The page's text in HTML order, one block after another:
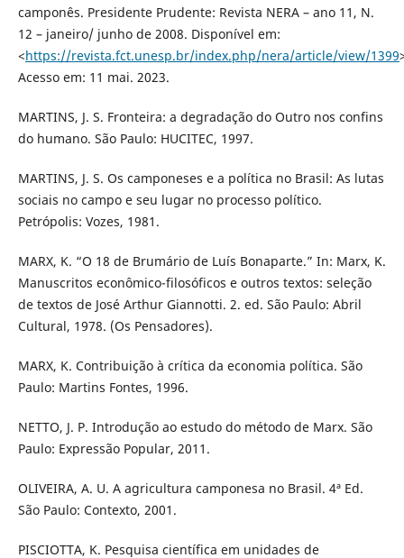
camponês. Presidente Prudente: Revista NERA – ano 11, N.
12 – janeiro/ junho de 2008. Disponível em:
<https://revista.fct.unesp.br/index.php/nera/article/view/1399
Acesso em: 11 mai. 2023.
MARTINS, J. S. Fronteira: a degradação do Outro nos confins
do humano. São Paulo: HUCITEC, 1997.
MARTINS, J. S. Os camponeses e a política no Brasil: As lutas
sociais no campo e seu lugar no processo político.
Petrópolis: Vozes, 1981.
MARX, K. “O 18 de Brumário de Luís Bonaparte.” In: Marx, K.
Manuscritos econômico-filosóficos e outros textos: seleção
de textos de José Arthur Giannotti. 2. ed. São Paulo: Abril
Cultural, 1978. (Os Pensadores).
MARX, K. Contribuição à crítica da economia política. São
Paulo: Martins Fontes, 1996.
NETTO, J. P. Introdução ao estudo do método de Marx. São
Paulo: Expressão Popular, 2011.
OLIVEIRA, A. U. A agricultura camponesa no Brasil. 4ª Ed.
São Paulo: Contexto, 2001.
PISCIOTTA, K. Pesquisa científica em unidades de